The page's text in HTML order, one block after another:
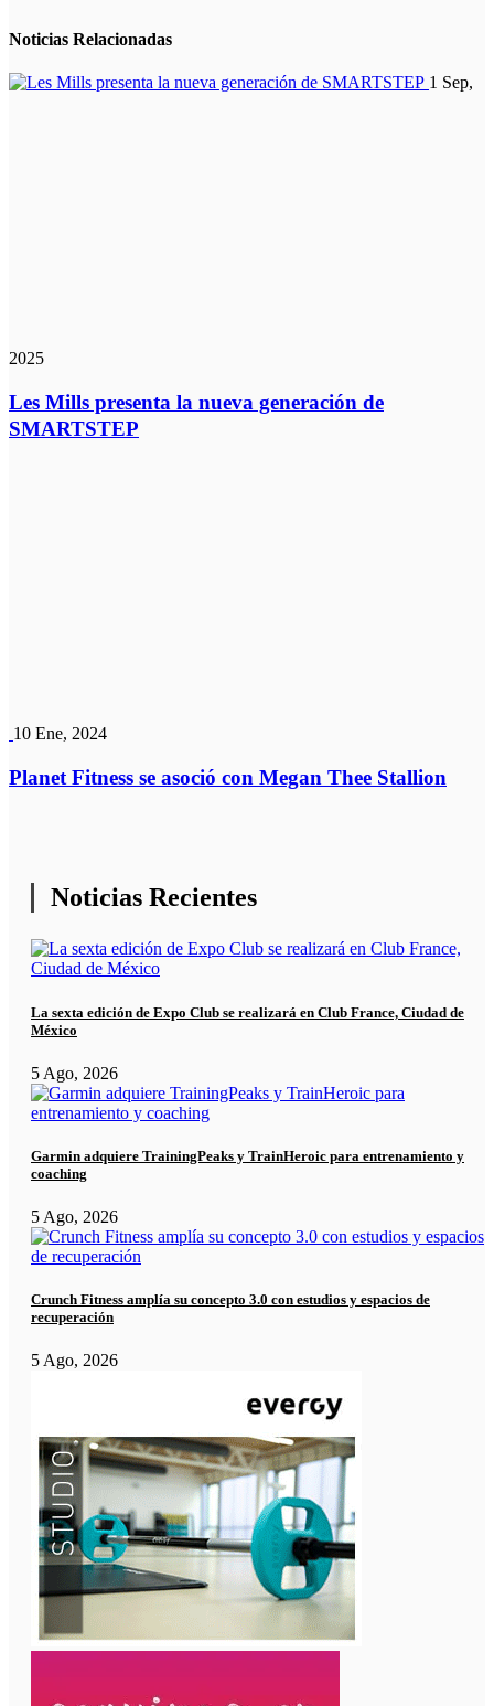
Noticias Relacionadas
1 Sep,
2025
Les Mills presenta la nueva generación de
SMARTSTEP
10 Ene, 2024
Planet Fitness se asoció con Megan Thee Stallion
Noticias Recientes
La sexta edición de Expo Club se realizará en Club France, Ciudad de
México
5 Ago, 2026
Garmin adquiere TrainingPeaks y TrainHeroic para entrenamiento y
coaching
5 Ago, 2026
Crunch Fitness amplía su concepto 3.0 con estudios y espacios de
recuperación
5 Ago, 2026